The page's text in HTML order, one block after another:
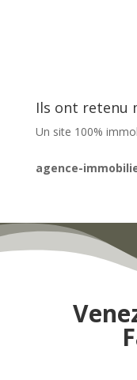
Ils ont retenu
Un site 100%
agence-